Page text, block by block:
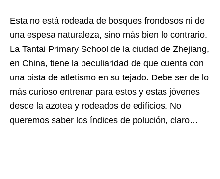
Esta no está rodeada de bosques frondosos ni de
una espesa naturaleza, sino más bien lo contrario.
La Tantai Primary School de la ciudad de Zhejiang,
en China, tiene la peculiaridad de que cuenta con
una pista de atletismo en su tejado. Debe ser de lo
más curioso entrenar para estos y estas jóvenes
desde la azotea y rodeados de edificios. No
queremos saber los índices de polución, claro…